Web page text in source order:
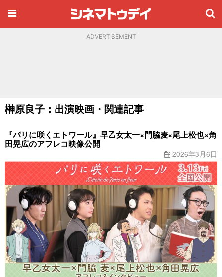
ADVERTISEMENT
榊原良子：出演映画・関連記事
『パリに咲くエトワール』早乙女太一×門脇麦×尾上松也×角
田晃広のアフレコ映像公開
2026年3月6日